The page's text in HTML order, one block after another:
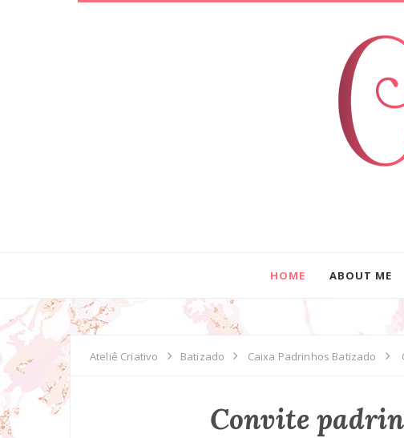
HOME ABOUT ME
Ateliê Criativo Batizado Caixa Padrinhos Batizado
Convite